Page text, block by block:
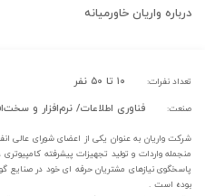
درباره واریان خاورمیانه
تعداد نفرات: ۱۰ تا ۵۰ نفر
صنعت: فناوری اطلاعات/ نرم‌افزار و
شرکت واریان به عنوان یکی از اعضای شورای عالی
منجمله واردات و تولید تجهیزات پیشرفته
پاسخگوی نیازهای مشتریان حرفه ای خود در صنایع
بوده است .